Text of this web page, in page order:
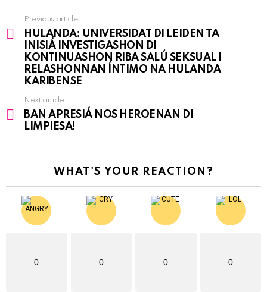
See
more
Previous article
HULANDA: UNIVERSIDAT DI LEIDEN TA
INISIÁ INVESTIGASHON DI
KONTINUASHON RIBA SALÚ SEKSUAL I
RELASHONNAN ÍNTIMO NA HULANDA
KARIBENSE
Next article
BAN APRESIÁ NOS HEROENAN DI
LIMPIESA!
WHAT'S YOUR REACTION?
0 0 0 0